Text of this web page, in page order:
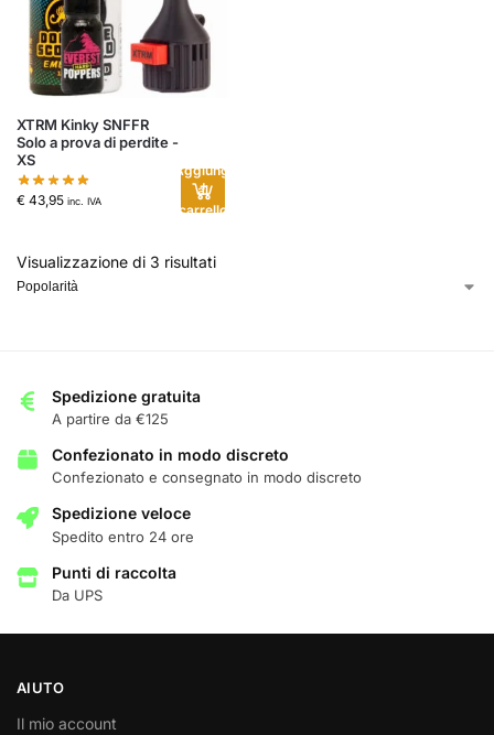
XTRM Kinky SNFFR
Solo a prova di perdite -
XS
€ 43,95 inc. IVA
Aggiungi
al
carrello
Visualizzazione di 3 risultati
Spedizione gratuita
A partire da €125
Confezionato in modo discreto
Confezionato e consegnato in modo discreto
Spedizione veloce
Spedito entro 24 ore
Punti di raccolta
Da UPS
AIUTO
Il mio account